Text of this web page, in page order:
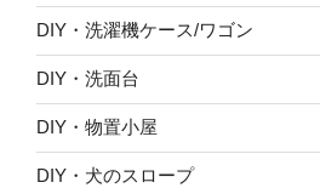
DIY・洗濯機ケース/ワゴン
DIY・洗面台
DIY・物置小屋
DIY・犬のスロープ